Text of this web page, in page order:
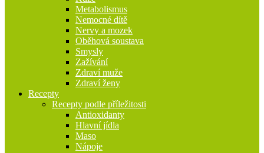
Metabolismus
Nemocné dítě
Nervy a mozek
Oběhová soustava
Smysly
Zažívání
Zdraví muže
Zdraví ženy
Recepty
Recepty podle příležitosti
Antioxidanty
Hlavní jídla
Maso
Nápoje